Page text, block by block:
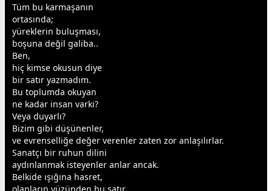
Tüm bu karmaşanın
ortasında;
yüreklerin buluşması,
boşuna değil galiba..
Ben,
hiç kimse okusun diye
bir satır yazmadım.
Bu toplumda okuyan
ne kadar insan varki?
Veya duyarlı?
Bizim gibi düşünenler,
ve evrenselliğe değer verenler zaten zor anlaşılırlar.
Sanatçı bir ruhun dilini
aydınlanmak isteyenler anlar ancak.
Belkide ışığına hasret,
olanların yüzünden bu satır